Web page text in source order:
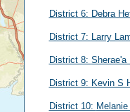
District 6: Debra
District 7: Larry
District 8: Sherae'a
District 9: Kevin S
District 10: